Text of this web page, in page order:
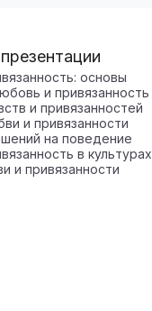
основы
и привязанность
и привязанностей
и привязанности
на поведение
в культурах
и привязанности